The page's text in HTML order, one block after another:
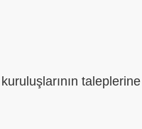
taleplerine